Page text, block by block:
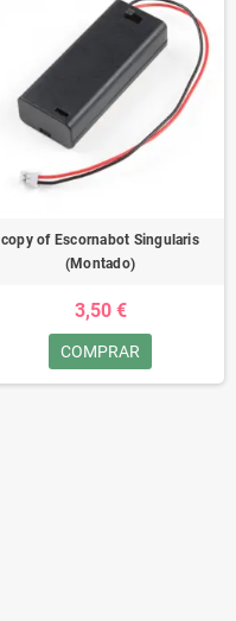
copy of Escornabot Singularis
(Montado)
3,50 €
COMPRAR